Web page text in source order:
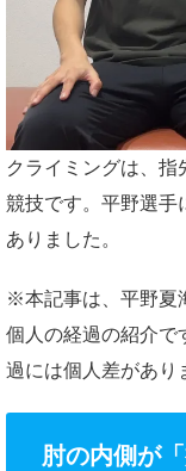
クライミングは、指
競技です。平野選手
ありました。
※本記事は、平野夏
個人の経過の紹介で
過には個人差があり
肘の内側が